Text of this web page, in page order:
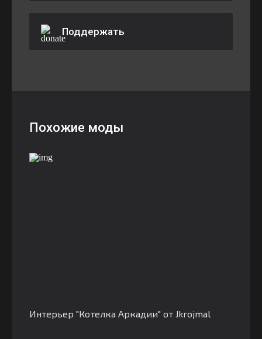
Поддержать
Похожие моды
Интерьер "Котелка Аркадии" от Jkrojmal